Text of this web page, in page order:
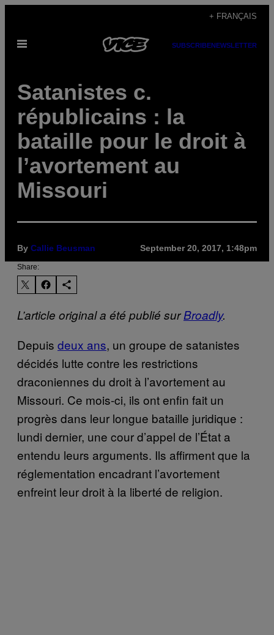
content
+ FRANÇAIS
Open
SUBSCRIBENEWSLETTER
Satanistes c.
républicains : la
bataille pour le droit à
l’avortement au
Missouri
By Callie Beusman September 20, 2017, 1:48pm
Share:
L’article original a été publié surBroadly.
Depuis deux ans, un groupe de satanistes
décidés lutte contre les restrictions
draconiennes du droit à l’avortement au
Missouri. Ce mois-ci, ils ont enfin fait un
progrès dans leur longue bataille juridique :
lundi dernier, une cour d’appel de l’État a
entendu leurs arguments. Ils affirment que la
réglementation encadrant l’avortement
enfreint leur droit à la liberté de religion.